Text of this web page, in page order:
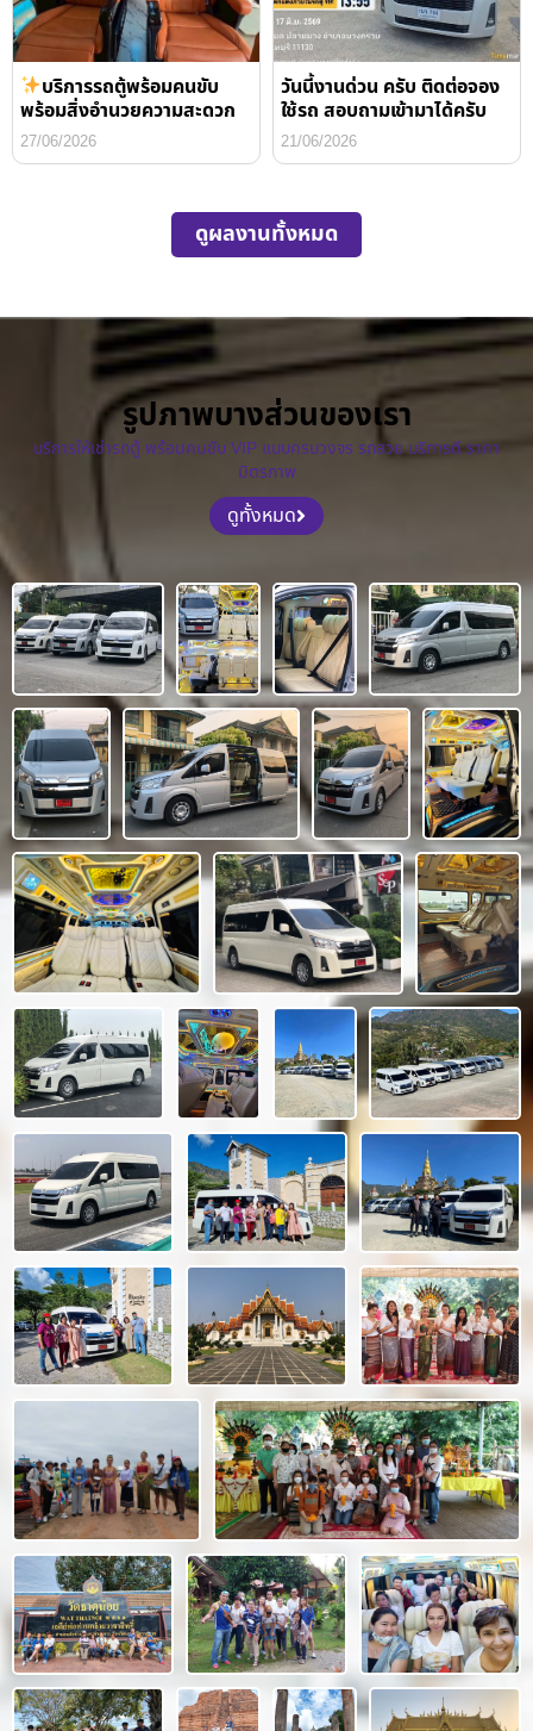
บริการรถตู้พร้อมคนขับ
พร้อมสิ่งอำนวยความสะดวก
27/06/2026
วันนี้งานด่วน ครับ ติดต่อจอง
ใช้รถ สอบถามเข้ามาได้ครับ
21/06/2026
ดูผลงานทั้งหมด
รูปภาพบางส่วนของเรา
บริการให้เช่ารถตู้ พร้อมคนขับ VIP แบบครบวงจร รถสวย บริการดี ราคา
มิตรภาพ
ดูทั้งหมด